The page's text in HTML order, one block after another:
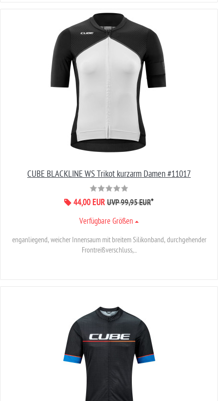
CUBE BLACKLINE WS Trikot kurzarm Damen #11017
44,00 EUR UVP 99,95 EUR*
Verfügbare Größen
enganliegend, weicher Innensaum mit breitem Silikonband, durchgehender
Frontreißverschluss,...